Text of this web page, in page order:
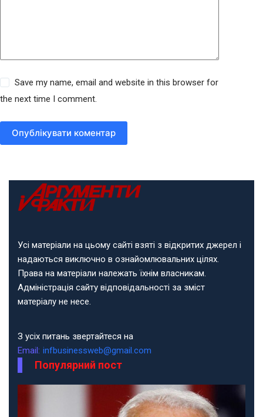
Save my name, email and website in this browser for
the next time I comment.
Опублікувати коментар
Усі матеріали на цьому сайті взяті з відкритих джерел і
надаються виключно в ознайомлювальних цілях.
Права на матеріали належать їхнім власникам.
Адміністрація сайту відповідальності за зміст
матеріалу не несе.
З усіх питань звертайтеся на
Email: infbusinessweb@gmail.com
Популярний пост